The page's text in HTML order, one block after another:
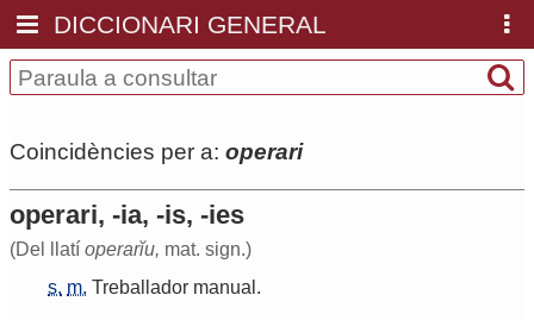
DICCIONARI GENERAL
Coincidències per a: operari
operari, -ia, -is, -ies
(Del llatí operarĭu, mat. sign.)
s. m. Treballador manual .